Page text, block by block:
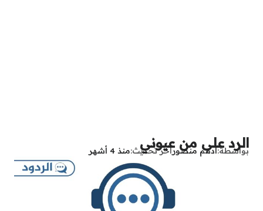
الرد على من عيوني
بواسطةأدهم منصورآخر تحديث منذ 4 أشهر